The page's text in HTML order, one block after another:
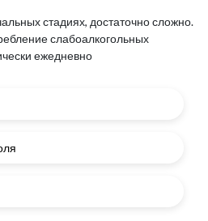
стадиях, достаточно сложно.
слабоалкогольных
ежедневно